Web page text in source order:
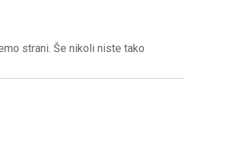
strani. Še nikoli niste tako